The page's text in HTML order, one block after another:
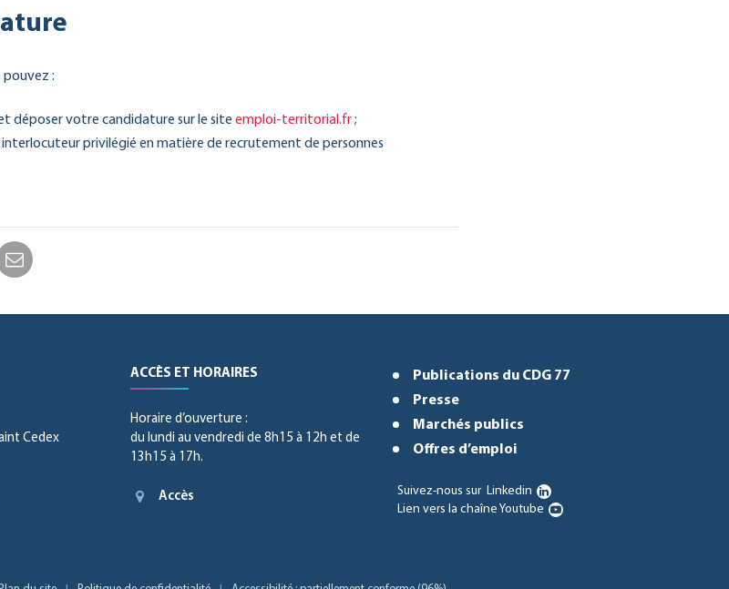
:
déposer votre candidature sur le site emploi-territorial.fr;
interlocuteur privilégié en matière de recrutement de personnes
Email
Cedex
ACCÈS ET HORAIRES
Horaire d’ouverture :
du lundi au vendredi de 8h15 à 12h et de
13h15 à 17h.
Accès
Publications du CDG 77
Presse
Marchés publics
Offres d’emploi
Suivez-nous sur Linkedin
Lien vers la chaîne Youtube